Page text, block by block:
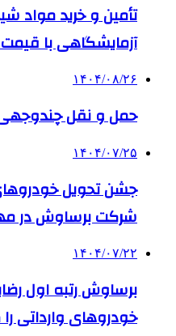
تأمین و خرید مواد
آزمایشگاهی با
۱۴۰۴/۰۸/۲۶
حمل و نقل
۱۴۰۴/۰۷/۲۵
جشن تحویل
شرکت برساوش در
۱۴۰۴/۰۷/۲۲
برساوش رتبه اول
خودروهای وارداتی